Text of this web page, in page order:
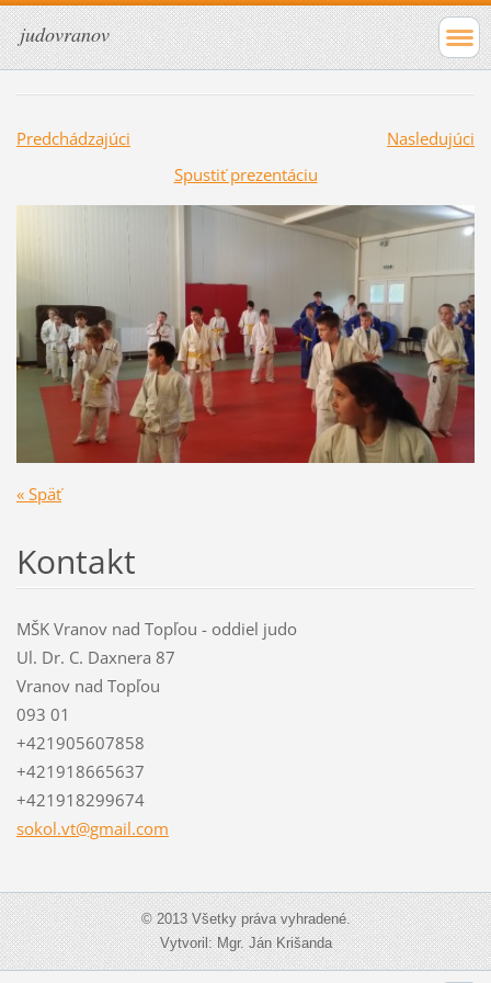
judovranov
Predchádzajúci
Nasledujúci
Spustiť prezentáciu
« Späť
Kontakt
MŠK Vranov nad Topľou - oddiel judo
Ul. Dr. C. Daxnera 87
Vranov nad Topľou
093 01
+421905607858
+421918665637
+421918299674
sokol.vt@gmail.com
© 2013 Všetky práva vyhradené.
Vytvoril: Mgr. Ján Krišanda